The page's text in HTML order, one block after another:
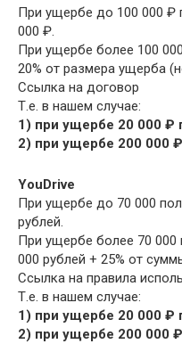
При ущербе до 100 000 ₽
000 ₽.
При ущербе более 100
20% от размера ущерба
Ссылка на договор
Т.е. в нашем случае:
1) при ущербе 20 000 ₽
2) при ущербе 200 000
YouDrive
При ущербе до 70 000
рублей.
При ущербе более 70 000
000 рублей + 25% от
Ссылка на правила
Т.е. в нашем случае:
1) при ущербе 20 000 ₽
2) при ущербе 200 000